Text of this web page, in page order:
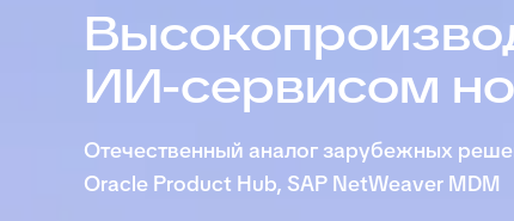
ИИ-сервисом
Отечественный аналог зарубежных
Oracle Product Hub, SAP NetWeaver MDM